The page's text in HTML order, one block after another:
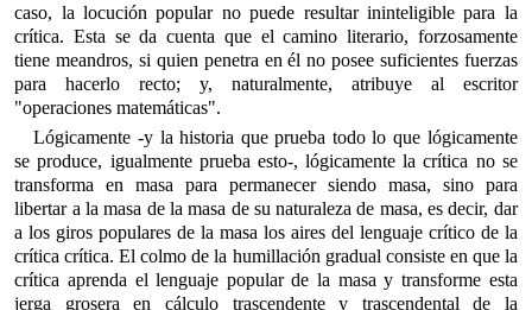
caso, la locución popular no puede resultar ininteligible para la
crítica. Esta se da cuenta que el camino literario, forzosamente
tiene meandros, si quien penetra en él no posee suficientes fuerzas
para hacerlo recto; y, naturalmente, atribuye al escritor
"operaciones matemáticas".
Lógicamente -y la historia que prueba todo lo que lógicamente
se produce, igualmente prueba esto-, lógicamente la crítica no se
transforma en masa para permanecer siendo masa, sino para
libertar a la masa de la masa de su naturaleza de masa, es decir, dar
a los giros populares de la masa los aires del lenguaje crítico de la
crítica crítica. El colmo de la humillación gradual consiste en que la
crítica aprenda el lenguaje popular de la masa y transforme esta
jerga grosera en cálculo trascendente y trascendental de la